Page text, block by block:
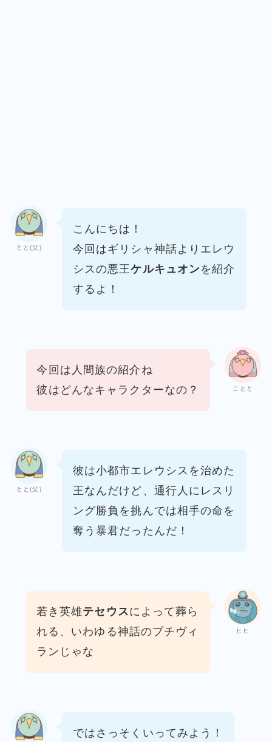
とと(父)
こんにちは！
今回はギリシャ神話より エレウ
シスの悪王ケルキュオンを紹介
するよ！
ことと
今回は人間族の紹介ね
彼はどんなキャラクターなの？
とと(父)
彼は小都市エレウシスを治めた
王なんだけど、通行人にレスリ
ング勝負を挑んでは相手の命を
奪う暴君だったんだ！
ヒヒ
若き英雄テセウスによって葬ら
れる、 いわゆる神話のプチヴィ
ランじゃな
ではさっそくいってみよう！